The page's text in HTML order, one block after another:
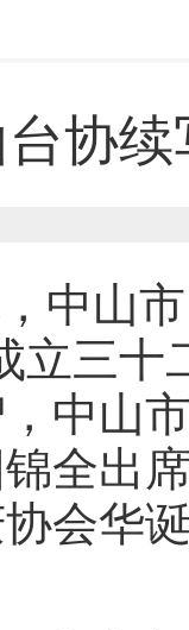
协
中山
立三
中山
全出
会华